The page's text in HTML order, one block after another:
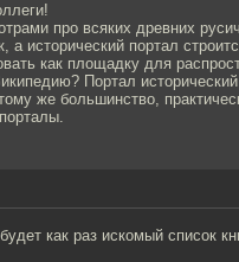
про всяких древних
исторический портал
как площадку для
Портал
же большинство,
как раз искомый список